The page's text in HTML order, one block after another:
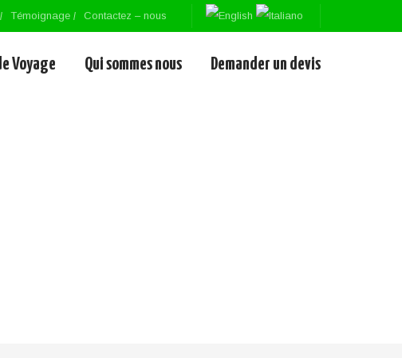
Témoignage Contactez – nous
Voyage Qui sommes nous Demander un devis